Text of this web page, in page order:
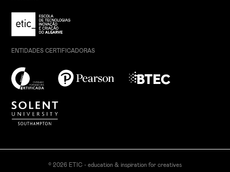
ENTIDADES CERTIFICADORAS
© 2026 ETIC - education & inspiration for creatives